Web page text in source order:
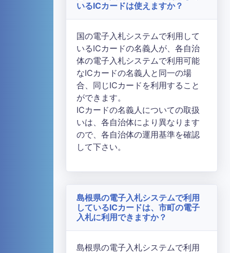
いるICカードは使えますか？
国の電子入札システムで利用して
いるICカードの名義人が、各自治
体の電子入札システムで利用可能
なICカードの名義人と同一の場
合、同じICカードを利用すること
ができます。
ICカードの名義人についての取扱
いは、各自治体により異なります
ので、各自治体の運用基準を確認
して下さい。
島根県の電子入札システムで利用
しているICカードは、市町の電子
入札に利用できますか？
島根県の電子入札システムで利用